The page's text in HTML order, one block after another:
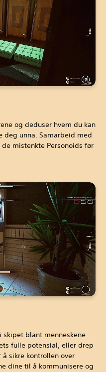
og deduser hvem du kan
deg unna. Samarbeid med
mistenkte Personoids før
skipet blant menneskene
fulle potensial, eller drep
sikre kontrollen over
dine til å kommunisere og